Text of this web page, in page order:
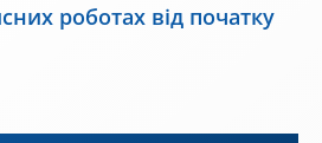
роботах від початку